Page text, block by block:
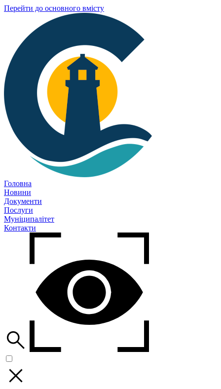
Перейти до основного вмісту
Головна
Новини
Документи
Послуги
Муніципалітет
Контакти